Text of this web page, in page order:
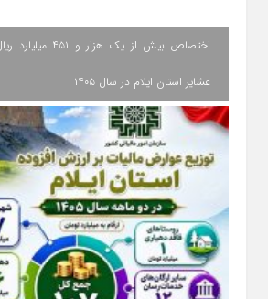
اختصاص بیش از یک
عشایر استان ایلام در سال ۱۴۰۵